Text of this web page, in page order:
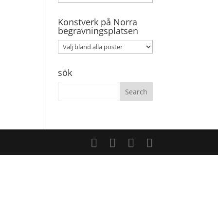
Konstverk på Norra
begravningsplatsen
sök